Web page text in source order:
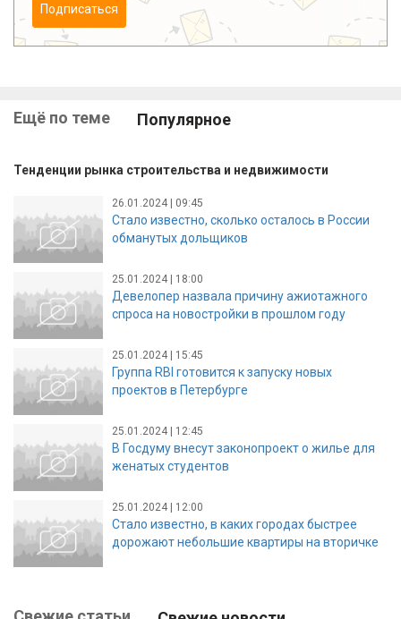
Подписаться
Ещё по теме Популярное
Тенденции рынка строительства и недвижимости
26.01.2024 | 09:45
Стало известно, сколько осталось в России
обманутых дольщиков
25.01.2024 | 18:00
Девелопер назвала причину ажиотажного
спроса на новостройки в прошлом году
25.01.2024 | 15:45
Группа RBI готовится к запуску новых
проектов в Петербурге
25.01.2024 | 12:45
В Госдуму внесут законопроект о жилье для
женатых студентов
25.01.2024 | 12:00
Стало известно, в каких городах быстрее
дорожают небольшие квартиры на вторичке